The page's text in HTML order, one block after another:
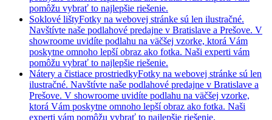
pomôžu vybrať to najlepšie riešenie.
Soklové lištyFotky na webovej stránke sú len ilustračné.
Navštívte naše podlahové predajne v Bratislave a Prešove. V
showroome uvidíte podlahu na väčšej vzorke, ktorá Vám
poskytne omnoho lepší obraz ako fotka. Naši experti vám
pomôžu vybrať to najlepšie riešenie.
Nátery a čistiace prostriedkyFotky na webovej stránke sú len
ilustračné. Navštívte naše podlahové predajne v Bratislave a
Prešove. V showroome uvidíte podlahu na väčšej vzorke,
ktorá Vám poskytne omnoho lepší obraz ako fotka. Naši
experti vám pomôžu vybrať to najlepšie riešenie.